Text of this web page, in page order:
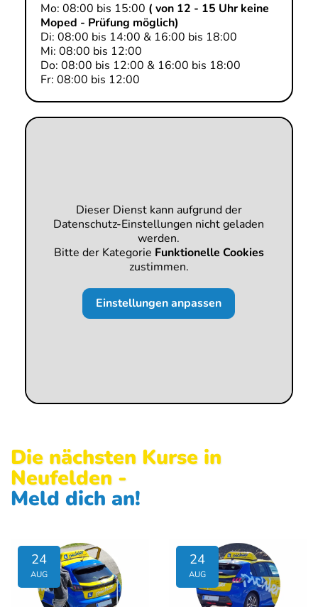
Mo: 08:00 bis 15:00 ( von 12 - 15 Uhr keine
Moped - Prüfung möglich)
Di: 08:00 bis 14:00 & 16:00 bis 18:00
Mi: 08:00 bis 12:00
Do: 08:00 bis 12:00 & 16:00 bis 18:00
Fr: 08:00 bis 12:00
Dieser Dienst kann aufgrund der
Datenschutz-Einstellungen nicht geladen
werden.
Bitte der Kategorie Funktionelle Cookies
zustimmen.
Einstellungen anpassen
Die nächsten Kurse in
Neufelden -
Meld dich an!
24
AUG
24
AUG